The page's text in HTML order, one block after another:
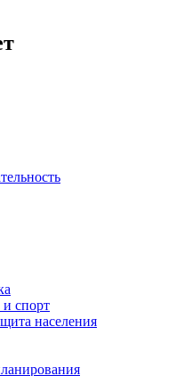
и спорт
населения